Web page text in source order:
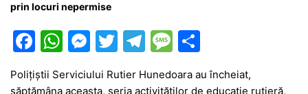
prin locuri nepermise
F
a
c
W
at
M
e
s
T
w
itt
T
e
M
s
ar
ta
Polițiștii Serviciului Rutier Hunedoara au încheiat,
săptămâna aceasta, seria activităților de educație rutieră,